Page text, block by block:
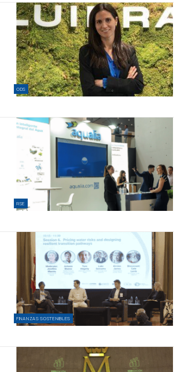
ODS
RSE
FINANZAS SOSTENIBLES